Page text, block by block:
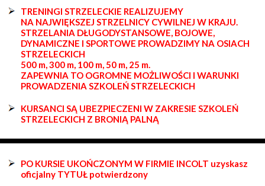
TRENINGI STRZELECKIE REALIZUJEMY
NA NAJWIĘKSZEJ STRZELNICY CYWILNEJ W KRAJU.
STRZELANIA DŁUGODYSTANSOWE, BOJOWE,
DYNAMICZNE I SPORTOWE PROWADZIMY NA OSIACH
STRZELECKICH
500 m, 300 m, 100 m, 50 m, 25 m.
ZAPEWNIA TO OGROMNE MOŻLIWOŚCI I WARUNKI
PROWADZENIA SZKOLEŃ STRZELECKICH
KURSANCI SĄ UBEZPIECZENI W ZAKRESIE SZKOLEŃ
STRZELECKICH Z BRONIĄ PALNĄ
PO KURSIE UKOŃCZONYM W FIRMIE INCOLT uzyskasz
oficjalny TYTUŁ potwierdzony